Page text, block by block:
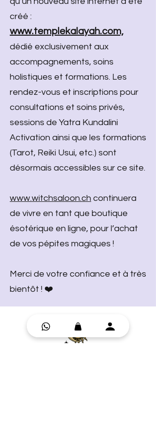
créé :
www.templekalayah.com,
dédié exclusivement aux
accompagnements, soins
holistiques et formations. Les
rendez-vous et inscriptions pour
consultations et soins privés,
sessions de Yatra Kundalini
Activation ainsi que les formations
(Tarot, Reiki Usui, etc.) sont
désormais accessibles sur ce site.
www.witchsaloon.ch continuera
de vivre en tant que boutique
ésotérique en ligne, pour l’achat
de vos pépites magiques !
Merci de votre confiance et à très
bientôt ! ❤️